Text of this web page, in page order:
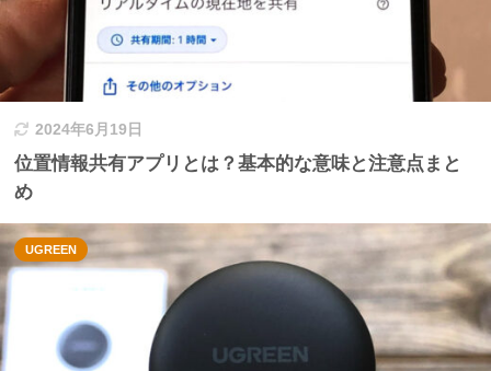
2024年6月19日
位置情報共有アプリとは？基本的な意味と注意点まと
め
UGREEN